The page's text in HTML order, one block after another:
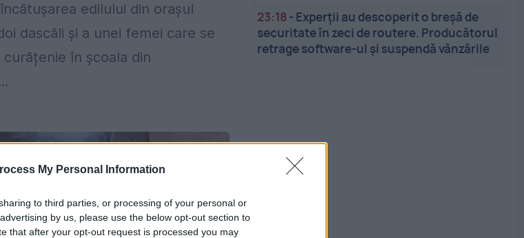
My Personal Information
to third parties, or processing of your personal or
by us, please use the below opt-out section to
that after your opt-out request is processed you may
edilului din orașul
dascăli și a unei femei care se
curățenie în școala din
23:18 - Experții au descoperit o breșă de
securitate în zeci de routere. Producătorul
retrage software-ul și suspendă vânzările